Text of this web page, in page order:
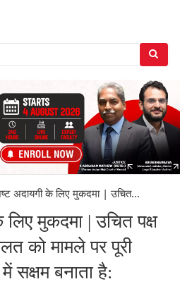
अदायगी के लिए मुकदमा | उचित...
लिए मुकदमा | उचित पक्ष
को मामले पर पूरी
सक्षम बनाता है: